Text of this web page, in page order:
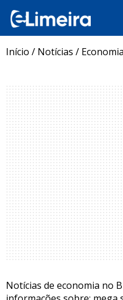
Início / Notícias / Economia
Notícias de economia no